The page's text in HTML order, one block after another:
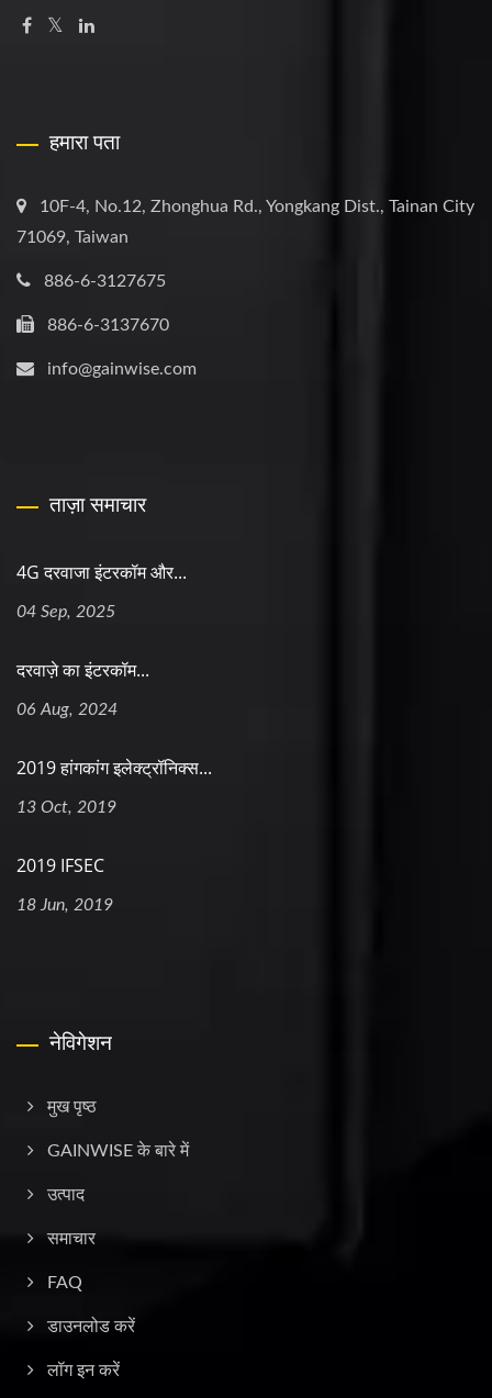
हमारा पता
10F-4, No.12, Zhonghua Rd., Yongkang Dist., Tainan City
71069, Taiwan
886-6-3127675
886-6-3137670
info@gainwise.com
ताज़ा समाचार
4G दरवाजा इंटरकॉम और...
04 Sep, 2025
दरवाज़े का इंटरकॉम...
06 Aug, 2024
2019 हांगकांग इलेक्ट्रॉनिक्स...
13 Oct, 2019
2019 IFSEC
18 Jun, 2019
नेविगेशन
मुख पृष्ठ
GAINWISE के बारे में
उत्पाद
समाचार
FAQ
डाउनलोड करें
लॉग इन करें